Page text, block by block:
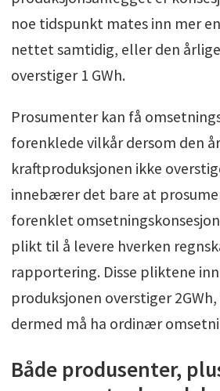
noe tidspunkt mates inn mer
nettet samtidig, eller den
overstiger 1 GWh.
Prosumenter kan få
forenklede vilkår dersom den
kraftproduksjonen ikke
innebærer det bare at
forenklet
plikt til å levere hverken
rapportering. Disse pliktene
produksjonen overstiger
dermed må ha ordinær
Både produsenter,